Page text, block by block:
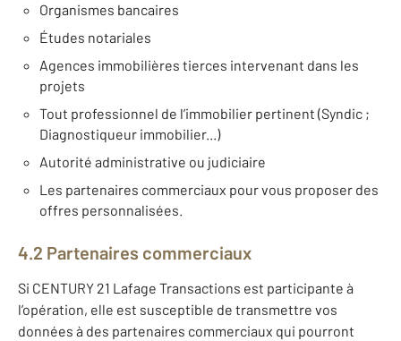
Organismes bancaires
Études notariales
Agences immobilières tierces intervenant dans les
projets
Tout professionnel de l’immobilier pertinent (Syndic ;
Diagnostiqueur immobilier...)
Autorité administrative ou judiciaire
Les partenaires commerciaux pour vous proposer des
offres personnalisées.
4.2 Partenaires commerciaux
Si CENTURY 21 Lafage Transactions est participante à
l’opération, elle est susceptible de transmettre vos
données à des partenaires commerciaux qui pourront